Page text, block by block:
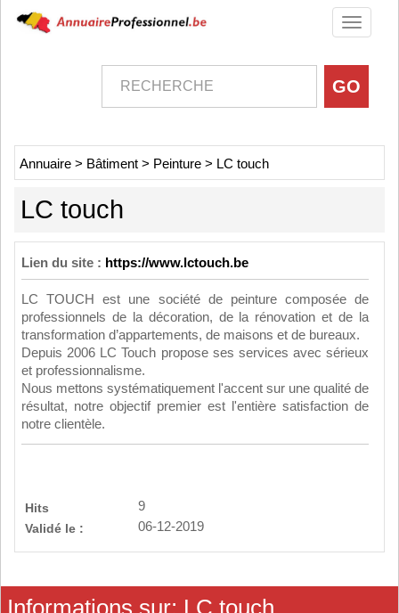
Toggle
Annuaire > Bâtiment > Peinture > LC touch
LC touch
Lien du site : https://www.lctouch.be
LC TOUCH est une société de peinture composée de
professionnels de la décoration, de la rénovation et de la
transformation d’appartements, de maisons et de bureaux.
Depuis 2006 LC Touch propose ses services avec sérieux
et professionnalisme.
Nous mettons systématiquement l'accent sur une qualité de
résultat, notre objectif premier est l'entière satisfaction de
notre clientèle.
Hits
9
Validé le :
06-12-2019
Informations sur: LC touch